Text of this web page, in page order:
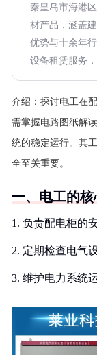
秦皇岛市海港
材产品，涵盖
优势与十余年
设备租赁服务
介绍： 探讨电工在
需掌握电路图纸解
统的稳定运行。其
全至关重要。
一、电工的
1. 负责配电柜的
2. 定期检查电气
3. 维护电力系统